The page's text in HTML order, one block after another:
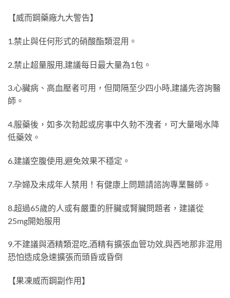
【威而鋼藥廠九大警告】
1.禁止與任何形式的硝酸酯類混用。
2.禁止超量服用,建議每日最大量為1包。
3.心臟病、高血壓者可用，但間隔至少四小時,建議先咨詢醫
師。
4.服藥後，如多次勃起或房事中久勃不洩者，可大量喝水降
低藥效。
6.建議空腹使用,避免效果不穩定。
7.孕婦及未成年人禁用！有健康上問題請諮詢專業醫師。
8.超過65歲的人或有嚴重的肝臟或腎臟問題者，建議從
25mg開始服用
9.不建議與酒精類混吃,酒精有擴張血管功效,與西地那非混用
恐怕造成急速擴張而頭昏或昏倒
【果凍威而鋼副作用】